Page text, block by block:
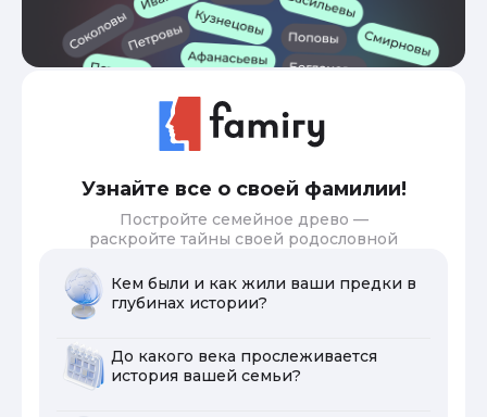
Узнайте все о своей фамилии!
Постройте семейное древо —
раскройте тайны своей родословной
Кем были и как жили ваши предки в
глубинах истории?
До какого века прослеживается
история вашей семьи?